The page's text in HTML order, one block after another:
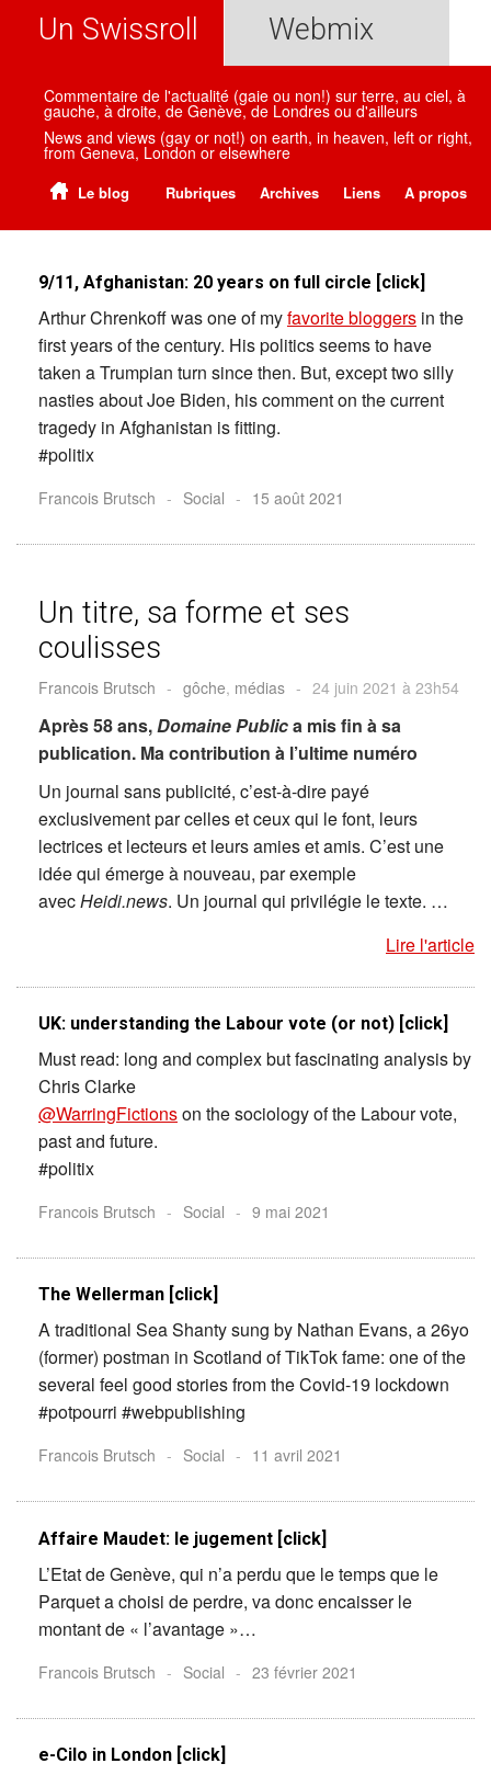
Un Swissroll Webmix
Commentaire de l'actualité (gaie ou non!) sur terre, au ciel, à
gauche, à droite, de Genève, de Londres ou d'ailleurs
News and views (gay or not!) on earth, in heaven, left or right,
from Geneva, London or elsewhere
Le blog Rubriques Archives Liens A propos
9/11, Afghanistan: 20 years on full circle [click]
Arthur Chrenkoff was one of myfavorite bloggers in the
first years of the century. His politics seems to have
taken a Trumpian turn since then. But, except two silly
nasties about Joe Biden, his comment on the current
tragedy in Afghanistan is fitting.
#politix
Francois Brutsch - Social - 15 août 2021
Un titre, sa forme et ses
coulisses
Francois Brutsch - gôche, médias - 24 juin 2021 à 23h54
Après 58 ans,Domaine Publica mis fin à sa
publication. Ma contribution à l’ultime numéro
Un journal sans publicité, c’est-à-dire payé
exclusivement par celles et ceux qui le font, leurs
lectrices et lecteurs et leurs amies et amis. C’est une
idée qui émerge à nouveau, par exemple
avecHeidi.news. Un journal qui privilégie le texte. …
Lire l'article
UK: understanding the Labour vote (or not) [click]
Must read: long and complex but fascinating analysis by
Chris Clarke
@WarringFictionson the sociology of the Labour vote,
past and future.
#politix
Francois Brutsch - Social - 9 mai 2021
The Wellerman [click]
A traditional Sea Shanty sung by Nathan Evans, a 26yo
(former) postman in Scotland of TikTok fame: one of the
several feel good stories from the Covid-19 lockdown
#potpourri #webpublishing
Francois Brutsch - Social - 11 avril 2021
Affaire Maudet: le jugement [click]
L’Etat de Genève, qui n’a perdu que le temps que le
Parquet a choisi de perdre, va donc encaisser le
montant de « l’avantage »…
Francois Brutsch - Social - 23 février 2021
e-Cilo in London [click]